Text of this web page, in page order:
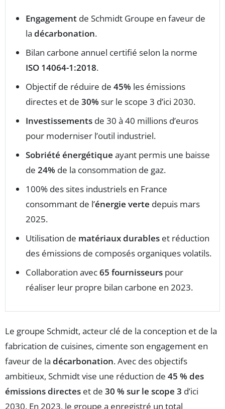
Engagement de Schmidt Groupe en faveur de
la décarbonation.
Bilan carbone annuel certifié selon la norme
ISO 14064-1:2018.
Objectif de réduire de 45% les émissions
directes et de 30% sur le scope 3 d’ici 2030.
Investissements de 30 à 40 millions d’euros
pour moderniser l’outil industriel.
Sobriété énergétique ayant permis une baisse
de 24% de la consommation de gaz.
100% des sites industriels en France
consommant de l’énergie verte depuis mars
2025.
Utilisation de matériaux durables et réduction
des émissions de composés organiques volatils.
Collaboration avec65 fournisseurs pour
réaliser leur propre bilan carbone en 2023.
Le groupe Schmidt, acteur clé de la conception et de la
fabrication de cuisines, cimente son engagement en
faveur de la décarbonation. Avec des objectifs
ambitieux, Schmidt vise une réduction de 45 % des
émissions directes et de 30 % sur le scope 3 d’ici
2030. En 2023, le groupe a enregistré un total